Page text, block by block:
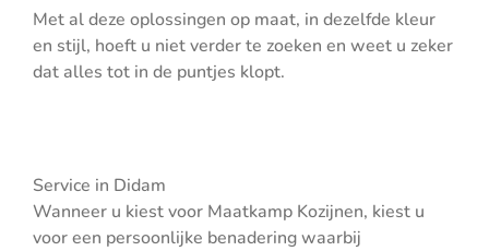
Met al deze oplossingen op maat, in dezelfde kleur
en stijl, hoeft u niet verder te zoeken en weet u zeker
dat alles tot in de puntjes klopt.
Service in Didam
Wanneer u kiest voor Maatkamp Kozijnen, kiest u
voor een persoonlijke benadering waarbij